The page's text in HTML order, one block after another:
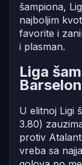
šampiona,
najboljim
favorite i
i plasman.
Liga
U elitnoj Ligi
3.80)
protiv
vreba sa